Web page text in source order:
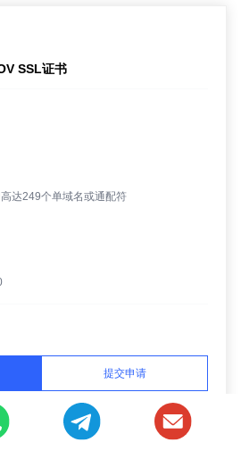
SSL证书
达249个单域名或通配符
提交申请